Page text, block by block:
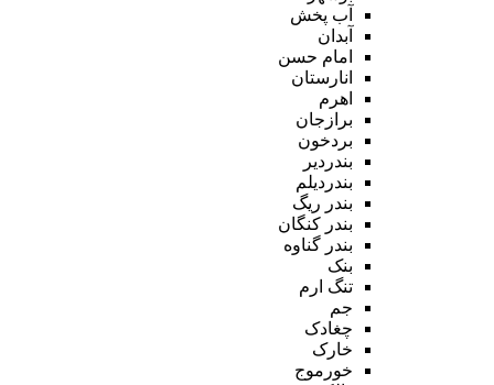
آب پخش
آبدان
امام حسن
انارستان
اهرم
برازجان
بردخون
بندردیر
بندردیلم
بندر ریگ
بندر کنگان
بندر گناوه
بنک
تنگ ارم
جم
چغادک
خارک
خورموج